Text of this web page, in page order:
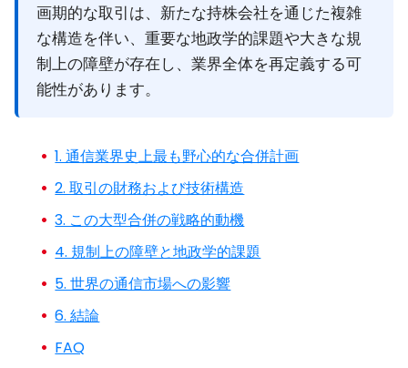
画期的な取引は、新たな持株会社を通じた複雑
な構造を伴い、重要な地政学的課題や大きな規
制上の障壁が存在し、業界全体を再定義する可
能性があります。
1. 通信業界史上最も野心的な合併計画
2. 取引の財務および技術構造
3. この大型合併の戦略的動機
4. 規制上の障壁と地政学的課題
5. 世界の通信市場への影響
6. 結論
FAQ